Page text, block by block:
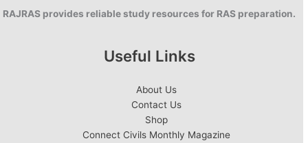
RAJRAS provides reliable study resources for RAS preparation.
Useful Links
About Us
Contact Us
Shop
Connect Civils Monthly Magazine